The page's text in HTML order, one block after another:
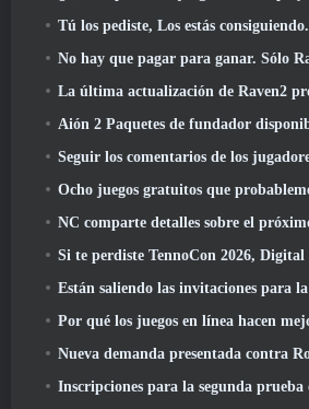
Tú los pediste, Los estás consiguiendo. Los dragones
No hay que pagar para ganar. Sólo Ragnarök. Origin
La última actualización de Raven2 presenta el sistema de despertar de habilidades, Brindar a
Aión 2 Paquetes de fundador disponibles para su compra, Completo
Seguir los comentarios de los jugadores, Los jugadores de League Of Legends Classic
Ocho juegos gratuitos que probablemente pasaste por alto y que
NC comparte detalles sobre el próximo
Si te perdiste TennoCon 2026, Digital Extremes
Están saliendo las invitaciones para la prueba de
Por qué los juegos en línea hacen mejor anime
Nueva demanda presentada contra Roblox en Oregon alegando
Inscripciones para la segunda prueba cerrada mundial